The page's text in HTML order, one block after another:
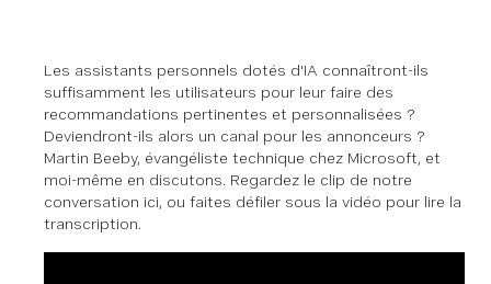
Les assistants personnels dotés d'IA connaîtront-ils
suffisamment les utilisateurs pour leur faire des
recommandations pertinentes et personnalisées ?
Deviendront-ils alors un canal pour les annonceurs ?
Martin Beeby, évangéliste technique chez Microsoft, et
moi-même en discutons. Regardez le clip de notre
conversation ici, ou faites défiler sous la vidéo pour lire la
transcription.